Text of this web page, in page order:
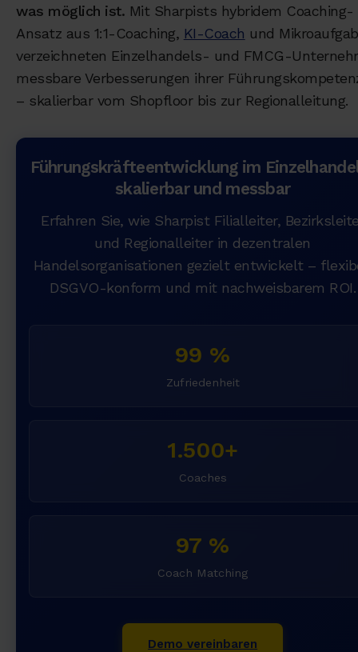
was möglich ist. Mit Sharpists hybridem Coaching-
Ansatz aus 1:1-Coaching, KI-Coach und
verzeichneten Einzelhandels- und FMCG-
messbare Verbesserungen ihrer
– skalierbar vom Shopfloor bis zur Regionalleitung.
Führungskräfteentwicklung im
skalierbar und messbar
Erfahren Sie, wie Sharpist Filialleiter,
und Regionalleiter in dezentralen
Handelsorganisationen gezielt entwickelt –
DSGVO-konform und mit nachweisbarem ROI.
99 %
Zufriedenheit
1.500+
Coaches
97 %
Coach Matching
Demo vereinbaren